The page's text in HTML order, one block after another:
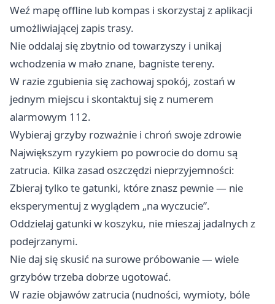
Weź mapę offline lub kompas i skorzystaj z aplikacji
umożliwiającej zapis trasy.
Nie oddalaj się zbytnio od towarzyszy i unikaj
wchodzenia w mało znane, bagniste tereny.
W razie zgubienia się zachowaj spokój, zostań w
jednym miejscu i skontaktuj się z numerem
alarmowym 112.
Wybieraj grzyby rozważnie i chroń swoje zdrowie
Największym ryzykiem po powrocie do domu są
zatrucia. Kilka zasad oszczędzi nieprzyjemności:
Zbieraj tylko te gatunki, które znasz pewnie — nie
eksperymentuj z wyglądem „na wyczucie”.
Oddzielaj gatunki w koszyku, nie mieszaj jadalnych z
podejrzanymi.
Nie daj się skusić na surowe próbowanie — wiele
grzybów trzeba dobrze ugotować.
W razie objawów zatrucia (nudności, wymioty, bóle